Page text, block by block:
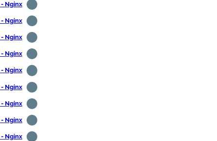
Nginx - אימות בסיסי
Nginx - אימות PAM
Nginx - מניעת קישור חם
Nginx - חסימת גישה ישירה לתמונות
Nginx - חסימת כתובת IP
Nginx - חסימת סוכן משתמש
Nginx - חסימת כתובת URL
Nginx - חסימת מדינה
Nginx - חסימת עיר